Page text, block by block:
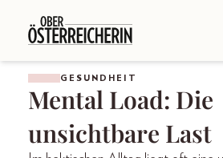
GESUNDHEIT
Mental Load: Die
unsichtbare Last